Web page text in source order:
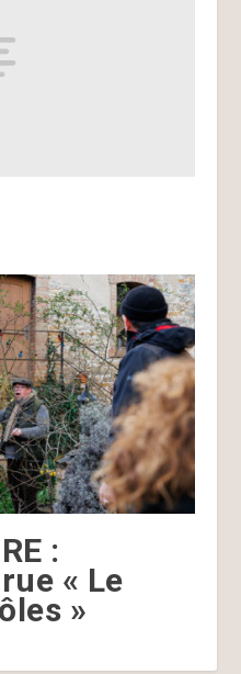
:
« Le
»